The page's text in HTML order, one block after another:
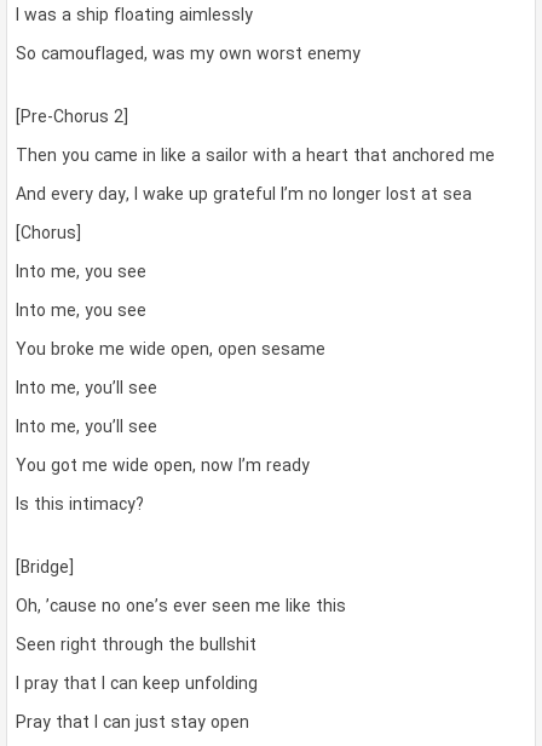
I was a ship floating aimlessly
So camouflaged, was my own worst enemy
[Pre-Chorus 2]
Then you came in like a sailor with a heart that anchored me
And every day, I wake up grateful I’m no longer lost at sea
[Chorus]
Into me, you see
Into me, you see
You broke me wide open, open sesame
Into me, you’ll see
Into me, you’ll see
You got me wide open, now I’m ready
Is this intimacy?
[Bridge]
Oh, ’cause no one’s ever seen me like this
Seen right through the bullshit
I pray that I can keep unfolding
Pray that I can just stay open